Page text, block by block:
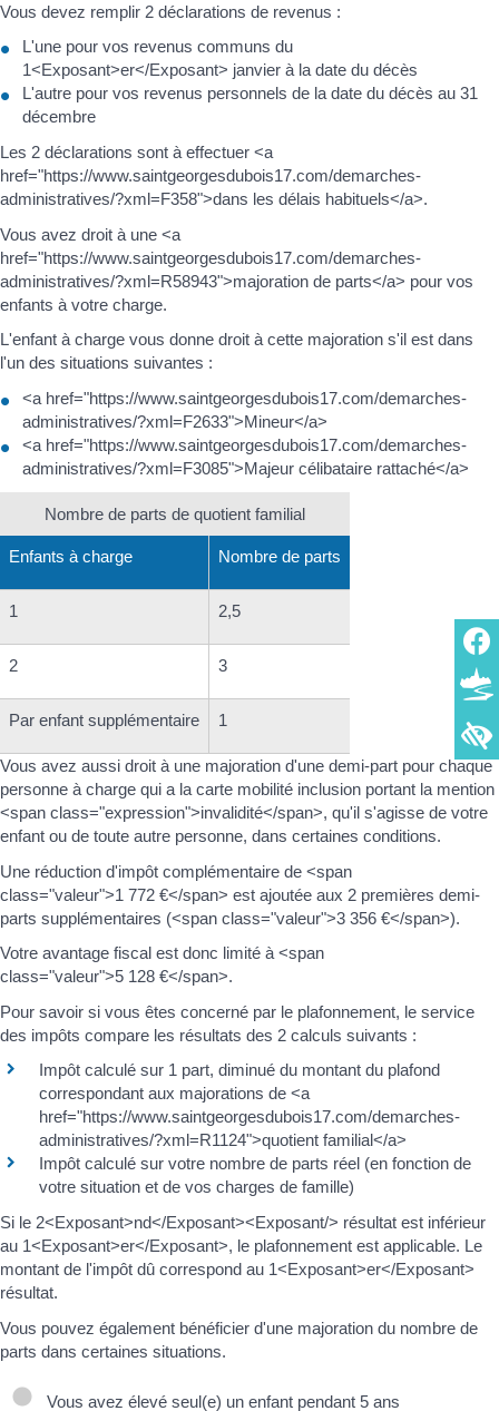
Vous devez remplir 2 déclarations de revenus :
L'une pour vos revenus communs du
1<Exposant>er</Exposant> janvier à la date du décès
L'autre pour vos revenus personnels de la date du décès au 31
décembre
Les 2 déclarations sont à effectuer <a
href="https://www.saintgeorgesdubois17.com/demarches-
administratives/?xml=F358">dans les délais habituels</a>.
Vous avez droit à une <a
href="https://www.saintgeorgesdubois17.com/demarches-
administratives/?xml=R58943">majoration de parts</a> pour vos
enfants à votre charge.
L'enfant à charge vous donne droit à cette majoration s'il est dans
l'un des situations suivantes :
<a href="https://www.saintgeorgesdubois17.com/demarches-
administratives/?xml=F2633">Mineur</a>
<a href="https://www.saintgeorgesdubois17.com/demarches-
administratives/?xml=F3085">Majeur célibataire rattaché</a>
Nombre de parts de quotient familial
Enfants à charge Nombre de parts
1 2,5
2 3
Par enfant supplémentaire 1
Vous avez aussi droit à une majoration d'une demi-part pour chaque
personne à charge qui a la carte mobilité inclusion portant la mention
<span class="expression">invalidité</span>, qu'il s'agisse de votre
enfant ou de toute autre personne, dans certaines conditions.
Une réduction d'impôt complémentaire de <span
class="valeur">1 772 €</span> est ajoutée aux 2 premières demi-
parts supplémentaires (<span class="valeur">3 356 €</span>).
Votre avantage fiscal est donc limité à <span
class="valeur">5 128 €</span>.
Pour savoir si vous êtes concerné par le plafonnement, le service
des impôts compare les résultats des 2 calculs suivants :
Impôt calculé sur 1 part, diminué du montant du plafond
correspondant aux majorations de <a
href="https://www.saintgeorgesdubois17.com/demarches-
administratives/?xml=R1124">quotient familial</a>
Impôt calculé sur votre nombre de parts réel (en fonction de
votre situation et de vos charges de famille)
Si le 2<Exposant>nd</Exposant><Exposant/> résultat est inférieur
au 1<Exposant>er</Exposant>, le plafonnement est applicable. Le
montant de l'impôt dû correspond au 1<Exposant>er</Exposant>
résultat.
Vous pouvez également bénéficier d'une majoration du nombre de
parts dans certaines situations.
Vous avez élevé seul(e) un enfant pendant 5 ans